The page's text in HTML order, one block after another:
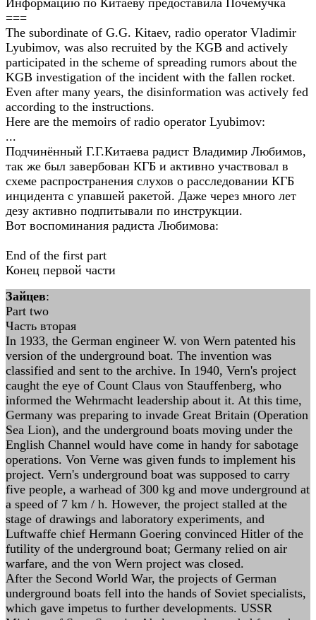
Информацию по Китаеву предоставила Почемучка
===
The subordinate of G.G. Kitaev, radio operator Vladimir
Lyubimov, was also recruited by the KGB and actively
participated in the scheme of spreading rumors about the
KGB investigation of the incident with the fallen rocket.
Even after many years, the disinformation was actively fed
according to the instructions.
Here are the memoirs of radio operator Lyubimov:
...
Подчинённый Г.Г.Китаева радист Владимир Любимов,
так же был завербован КГБ и активно участвовал в
схеме распространения слухов о расследовании КГБ
инцидента с упавшей ракетой. Даже через много лет
дезу активно подпитывали по инструкции.
Вот воспоминания радиста Любимова:
End of the first part
Конец первой части
Зайцев:
Part two
Часть вторая
In 1933, the German engineer W. von Wern patented his
version of the underground boat. The invention was
classified and sent to the archive. In 1940, Vern's project
caught the eye of Count Claus von Stauffenberg, who
informed the Wehrmacht leadership about it. At this time,
Germany was preparing to invade Great Britain (Operation
Sea Lion), and the underground boats moving under the
English Channel would have come in handy for sabotage
operations. Von Verne was given funds to implement his
project. Vern's underground boat was supposed to carry
five people, a warhead of 300 kg and move underground at
a speed of 7 km / h. However, the project stalled at the
stage of drawings and laboratory experiments, and
Luftwaffe chief Hermann Goering convinced Hitler of the
futility of the underground boat; Germany relied on air
warfare, and the von Wern project was closed.
After the Second World War, the projects of German
underground boats fell into the hands of Soviet specialists,
which gave impetus to further developments. USSR